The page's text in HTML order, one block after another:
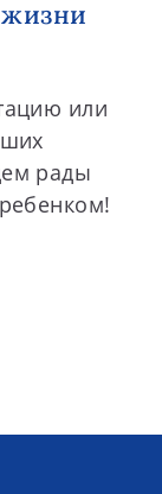
или
рады